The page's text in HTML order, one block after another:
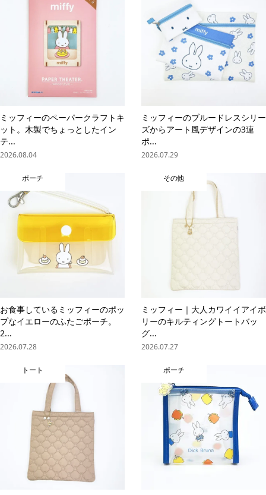
ミッフィーのペーパークラフトキ
ット。木製でちょっとしたイン
テ...
2026.08.04
ミッフィーのブルードレスシリー
ズからアート風デザインの3連
ポ...
2026.07.29
ポーチ
お食事しているミッフィーのポッ
プなイエローのふたごポーチ。
2...
2026.07.28
その他
ミッフィー｜大人カワイイアイボ
リーのキルティングトートバッ
グ...
2026.07.27
トート ポーチ